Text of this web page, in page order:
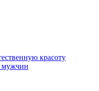
красоту
мужчин